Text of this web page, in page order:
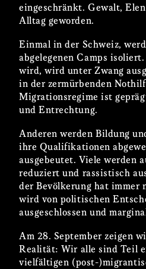
eingeschränkt. Gewalt,
Alltag geworden.
Einmal in der Schweiz,
abgelegenen Camps
wird, wird unter Zwang
in der zermürbenden
Migrationsregime ist
und Entrechtung.
Anderen werden Bildung
ihre Qualifikationen
ausgebeutet. Viele werden
reduziert und rassistisch
der Bevölkerung hat immer
wird von politischen
ausgeschlossen und
Am 28. September zeigen
Realität: Wir alle sind Teil
vielfältigen (post-